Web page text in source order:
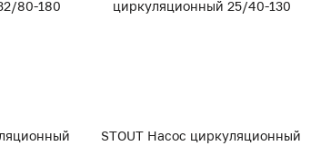
STOUT Насос циркуляционный